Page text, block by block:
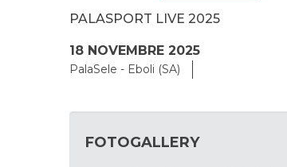
PALASPORT LIVE 2025
18 NOVEMBRE 2025
PalaSele - Eboli (SA)
FOTOGALLERY